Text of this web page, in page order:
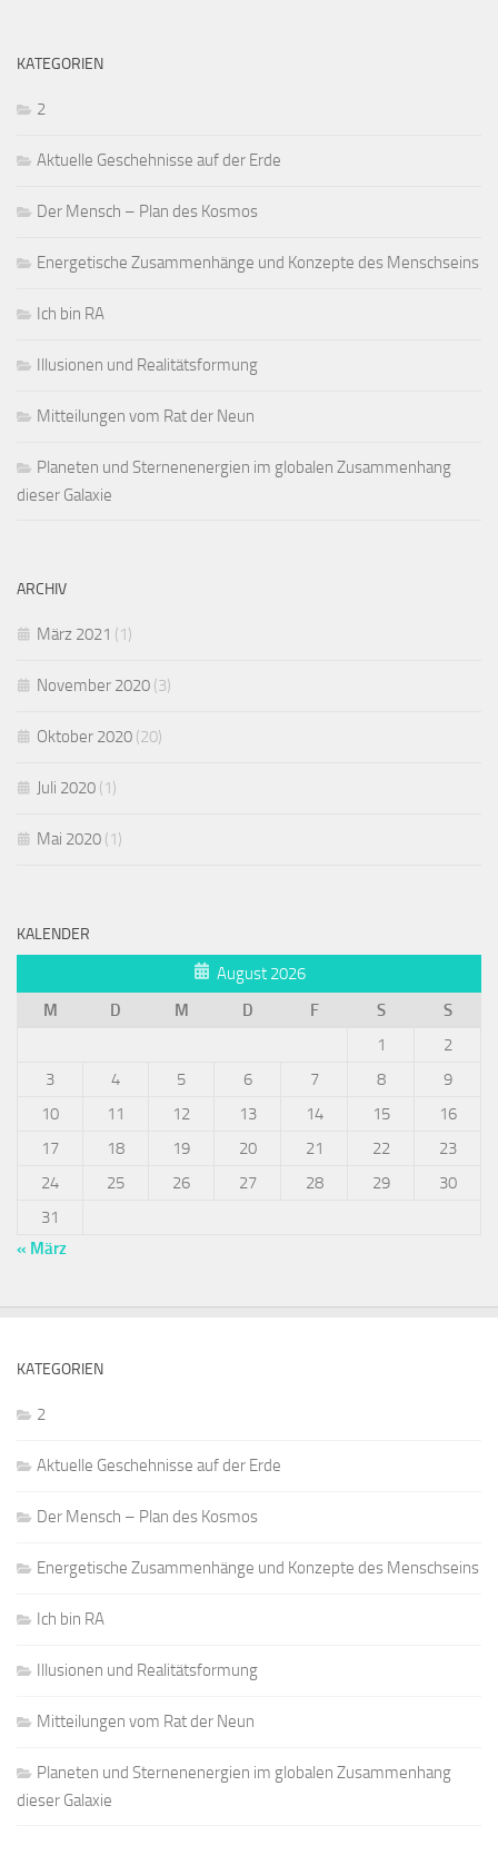
KATEGORIEN
2
Aktuelle Geschehnisse auf der Erde
Der Mensch – Plan des Kosmos
Energetische Zusammenhänge und Konzepte des Menschseins
Ich bin RA
Illusionen und Realitätsformung
Mitteilungen vom Rat der Neun
Planeten und Sternenenergien im globalen Zusammenhang
dieser Galaxie
ARCHIV
März 2021 (1)
November 2020 (3)
Oktober 2020 (20)
Juli 2020 (1)
Mai 2020 (1)
KALENDER
August 2026
M
D M D F S
S
1
2
3
4 5 6 7 8
9
10
11 12 13 14 15
16
17
18 19 20 21 22
23
24
25 26 27 28 29
30
31
« März
KATEGORIEN
2
Aktuelle Geschehnisse auf der Erde
Der Mensch – Plan des Kosmos
Energetische Zusammenhänge und Konzepte des Menschseins
Ich bin RA
Illusionen und Realitätsformung
Mitteilungen vom Rat der Neun
Planeten und Sternenenergien im globalen Zusammenhang
dieser Galaxie